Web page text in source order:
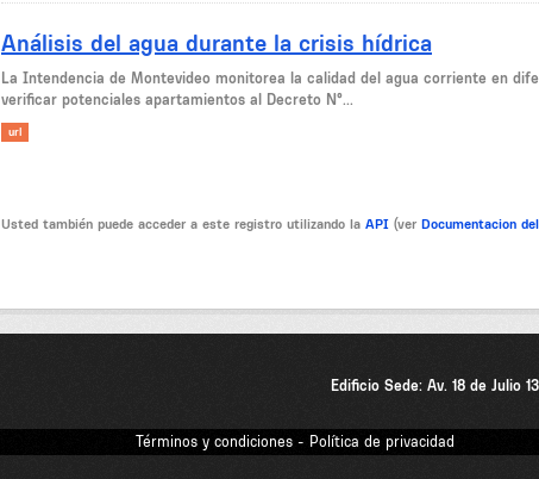
Análisis del agua durante la crisis hídrica
La Intendencia de Montevideo monitorea la calidad del agua corriente en
verificar potenciales apartamientos al Decreto N°...
url
Usted también puede acceder a este registro utilizando la API (ver Documentacion
Edificio Sede: Av. 18 de Julio
Términos y condiciones - Política de privacidad